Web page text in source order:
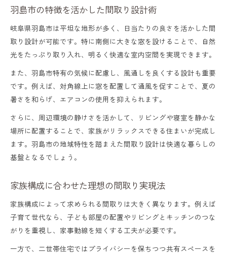
家事がラクになる間取り計画のコツ
収納と採光を両立する間取り知識
間取り参考例で学ぶ設計ポイント
間取り決めは家族の暮らし方から始まる
家族のライフスタイルと間取り設計
成長に合わせた柔軟な間取り選び
家事動線を重視した間取り決定のコツ
家族構成に最適な間取りプラン事例
家族会議で決める理想の間取り
快適生活を叶える間取り計画の基本
新築間取り成功例で見る工夫ポイント
動線と収納を考えた間取りの実践法
子供部屋とリビング配置の間取り術
羽島市の特徴を活かした間取り設計術
岐阜県羽島市は平坦な地形が多く、日当たりの良さを活かした間
取り設計が可能です。特に南側に大きな窓を設けることで、自然
光をたっぷり取り入れ、明るく快適な室内空間を実現できます。
また、羽島市特有の気候に配慮し、風通しを良くする設計も重要
です。例えば、対角線上に窓を配置して通風を促すことで、夏の
暑さを和らげ、エアコンの使用を抑えられます。
さらに、周辺環境の静けさを活かして、リビングや寝室を静かな
場所に配置することで、家族がリラックスできる住まいが完成し
ます。羽島市の地域特性を踏まえた間取り設計は快適な暮らしの
基盤となるでしょう。
家族構成に合わせた理想の間取り実現法
家族構成によって求められる間取りは大きく異なります。例えば
子育て世代なら、子ども部屋の配置やリビングとキッチンのつな
がりを重視し、家事動線を短くする工夫が必要です。
一方で、二世帯住宅ではプライバシーを保ちつつ共有スペースを